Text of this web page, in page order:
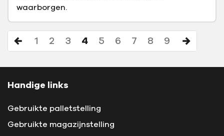
waarborgen.
1 2 3 4 5 6 7 8 9
Handige links
Gebruikte palletstelling
Gebruikte magazijnstelling